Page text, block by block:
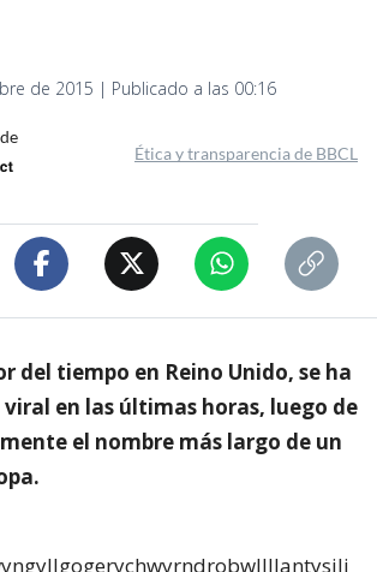
de 2015 | Publicado a las 00:16
Ética y transparencia de BBCL
del tiempo en Reino Unido, se ha
en las últimas horas, luego de
el nombre más largo de un